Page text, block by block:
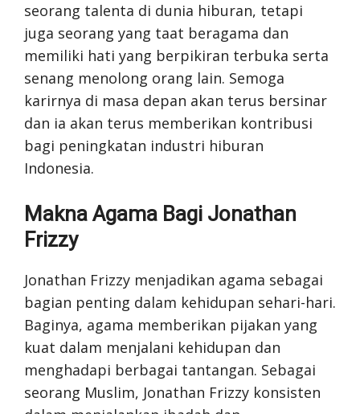
seorang talenta di dunia hiburan, tetapi
juga seorang yang taat beragama dan
memiliki hati yang berpikiran terbuka serta
senang menolong orang lain. Semoga
karirnya di masa depan akan terus bersinar
dan ia akan terus memberikan kontribusi
bagi peningkatan industri hiburan
Indonesia.
Makna Agama Bagi Jonathan
Frizzy
Jonathan Frizzy menjadikan agama sebagai
bagian penting dalam kehidupan sehari-hari.
Baginya, agama memberikan pijakan yang
kuat dalam menjalani kehidupan dan
menghadapi berbagai tantangan. Sebagai
seorang Muslim, Jonathan Frizzy konsisten